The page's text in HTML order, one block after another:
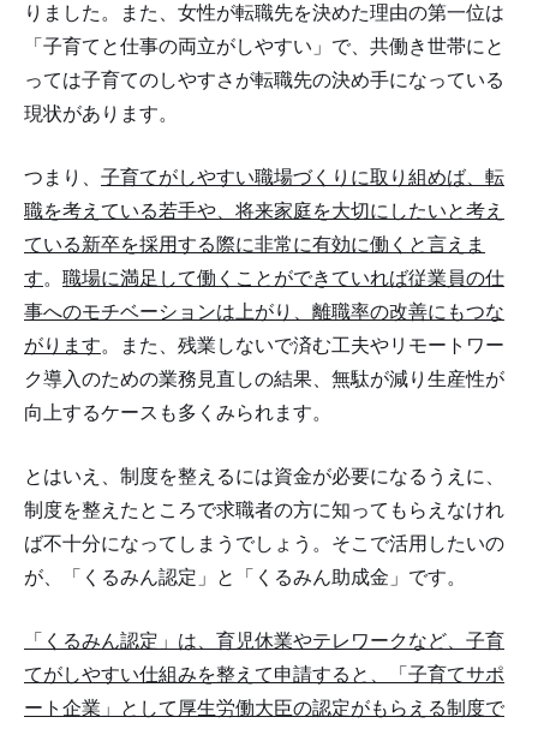
りました。また、女性が転職先を決めた理由の第一位は
「子育てと仕事の両立がしやすい」で、共働き世帯にと
っては子育てのしやすさが転職先の決め手になっている
現状があります。
つまり、 子育てがしやすい職場づくりに取り組めば、転
職を考えている若手や、将来家庭を大切にしたいと考え
ている新卒を採用する際に非常に有効に働くと言えま
す。 職場に満足して働くことができていれば従業員の仕
事へのモチベーションは上がり、離職率の改善にもつな
がります。また、残業しないで済む工夫やリモートワー
ク導入のための業務見直しの結果、無駄が減り生産性が
向上するケースも多くみられます。
とはいえ、制度を整えるには資金が必要になるうえに、
制度を整えたところで求職者の方に知ってもらえなけれ
ば不十分になってしまうでしょう。そこで活用したいの
が、「くるみん認定」と「くるみん助成金」です。
「くるみん認定」は、育児休業やテレワークなど、子育
てがしやすい仕組みを整えて申請すると、「子育てサポ
ート企業」として厚生労働大臣の認定がもらえる制度で